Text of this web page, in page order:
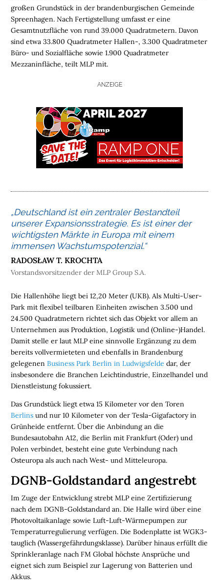
H
M
E
G
S
K
I
M
O
B
I
L
I
E
N
O
G
S
K
E
G
I
O
N
E
N
großen Grundstück in der brandenburgischen Gemeinde
Spreenhagen. Nach Fertigstellung umfasst er eine
Gesamtnutzfläche von rund 39.000 Quadratmetern. Davon
sind etwa 33.800 Quadratmeter Hallen-, 3.300 Quadratmeter
Büro- und Sozialfläche sowie 1.900 Quadratmeter
Mezzaninfläche, teilt MLP mit.
Die Hallenhöhe liegt bei 12,20 Meter (UKB). Als Multi-User-
Park mit flexibel teilbaren Einheiten zwischen 3.500 und
24.500 Quadratmetern richtet sich das Objekt vor allem an
Unternehmen aus Produktion, Logistik und (Online‑)Handel.
Damit stelle er laut MLP eine sinnvolle Ergänzung zu dem
bereits vollvermieteten und ebenfalls in Brandenburg
gelegenenBusiness Park Berlin in Ludwigsfelde dar, der
insbesondere die Branchen Leichtindustrie, Einzelhandel und
Dienstleistung fokussiert.
Das Grundstück liegt etwa 15 Kilometer vor den Toren
Berlins und nur 10 Kilometer von der Tesla-Gigafactory in
Grünheide entfernt. Über die Anbindung an die
Bundesautobahn A12, die Berlin mit Frankfurt (Oder) und
Polen verbindet, besteht eine gute Verbindung nach
Osteuropa als auch nach West- und Mitteleuropa.
DGNB-Goldstandard angestrebt
Im Zuge der Entwicklung strebt MLP eine Zertifizierung
nach dem DGNB-Goldstandard an. Die Halle wird über eine
Photovoltaikanlage sowie Luft-Luft-Wärmepumpen zur
Temperaturregulierung verfügen. Die Bodenplatte ist WGK3-
tauglich (Wassergefährdungsklasse). Darüber hinaus erfüllt die
Sprinkleranlage nach FM Global höchste Ansprüche und
eignet sich zum Beispiel zur Lagerung von Batterien und
Akkus.
ANZEIGE
„Deutschland ist ein zentraler Bestandteil
unserer Expansionsstrategie. Es ist einer der
wichtigsten Märkte in Europa mit einem
immensen Wachstumspotenzial.“
RADOSŁAW T. KROCHTA
Vorstandsvorsitzender der MLP Group S.A.